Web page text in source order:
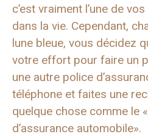
c’est vraiment l’une de
dans la vie. Cependant,
lune bleue, vous décidez
votre effort pour faire un
une autre police
téléphone et faites une
quelque chose comme le
d’assurance automobile».